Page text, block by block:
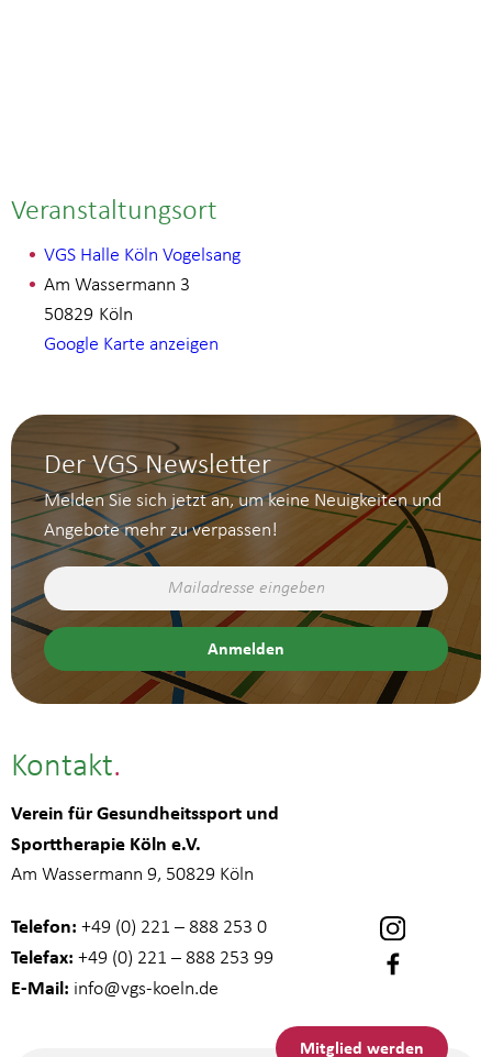
Veranstaltungsort
VGS Halle Köln Vogelsang
Am Wassermann 3
Köln
50829
Google Karte anzeigen
Der VGS Newsletter
Melden Sie sich jetzt an, um keine Neuigkeiten und
Angebote mehr zu verpassen!
Kontakt
Verein für Gesundheitssport und
Sporttherapie Köln e.V.
Am Wassermann 9, 50829 Köln
Telefon: +49 (0) 221 – 888 253 0
Telefax: +49 (0) 221 – 888 253 99
E-Mail: info@vgs-koeln.de
Mitglied werden